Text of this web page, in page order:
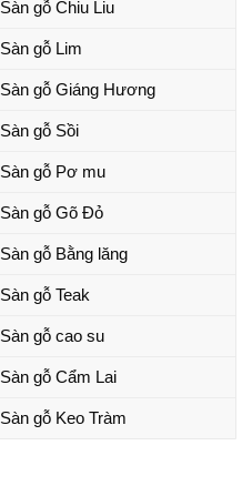
Sàn gỗ Chiu Liu
Sàn gỗ Lim
Sàn gỗ Giáng Hương
Sàn gỗ Sồi
Sàn gỗ Pơ mu
Sàn gỗ Gõ Đỏ
Sàn gỗ Bằng lăng
Sàn gỗ Teak
Sàn gỗ cao su
Sàn gỗ Cẩm Lai
Sàn gỗ Keo Tràm